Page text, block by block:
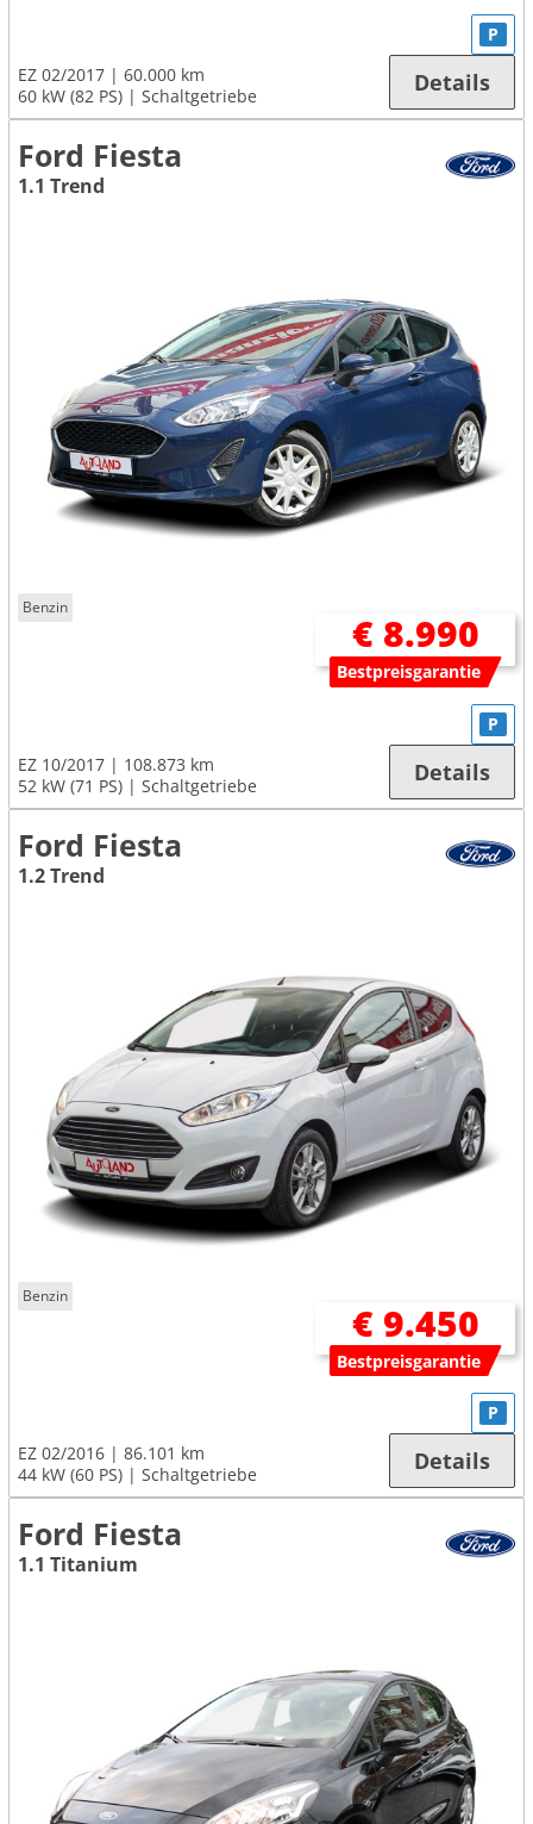
EZ 02/2017
60.000 km
60 kW (82 PS)
Schaltgetriebe
P
Details
Ford Fiesta
1.1 Trend
Benzin
€ 8.990
Bestpreisgarantie
EZ 10/2017
108.873 km
52 kW (71 PS)
Schaltgetriebe
P
Details
Ford Fiesta
1.2 Trend
Benzin
€ 9.450
Bestpreisgarantie
EZ 02/2016
86.101 km
44 kW (60 PS)
Schaltgetriebe
P
Details
Ford Fiesta
1.1 Titanium